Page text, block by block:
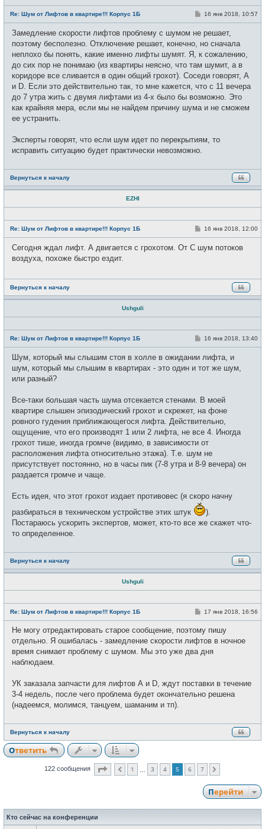
Н
е
в
с
е
и
Re: Шум от Лифтов в квартире!!! Корпус 1Б
С
б
щ
н
16 янв 2018, 10:57
Замедление скорости лифтов проблему с шумом не решает,
поэтому бесполезно. Отключение решает, конечно, но сначала
неплохо бы понять, какие именно лифты шумят. Я, к сожалению,
до сих пор не понимаю (из квартиры неясно, что там шумит, а в
коридоре все сливается в один общий грохот). Соседи говорят, А
и D. Если это действительно так, то мне кажется, что с 11 вечера
до 7 утра жить с двумя лифтами из 4-х было бы возможно. Это
как крайняя мера, если мы не найдем причину шума и не сможем
ее устранить.
Эксперты говорят, что если шум идет по перекрытиям, то
исправить ситуацию будет практически невозможно.
Вернуться к началу
EZHI
е
в
с
е
и
Re: Шум от Лифтов в квартире!!! Корпус 1Б
С
б
и
16 янв 2018, 12:00
Сегодня ждал лифт. А двигается с грохотом. От С шум потоков
воздуха, похоже быстро ездит.
Вернуться к началу
Ushguli
е
в
с
и
Re: Шум от Лифтов в квартире!!! Корпус 1Б
С
б
щ
16 янв 2018, 13:40
Шум, который мы слышим стоя в холле в ожидании лифта, и
шум, который мы слышим в квартирах - это один и тот же шум,
или разный?
Все-таки большая часть шума отсекается стенами. В моей
квартире слышен эпизодический грохот и скрежет, на фоне
ровного гудения приближающегося лифта. Действительно,
ощущение, что его производят 1 или 2 лифта, не все 4. Иногда
грохот тише, иногда громче (видимо, в зависимости от
расположения лифта относительно этажа). Т.е. шум не
присутствует постоянно, но в часы пик (7-8 утра и 8-9 вечера) он
раздается громче и чаще.
Есть идея, что этот грохот издает противовес (я скоро начну
разбираться в техническом устройстве этих штук
).
Постараюсь ускорить экспертов, может, кто-то все же скажет что-
то определенное.
Вернуться к началу
Ushguli
е
в
с
е
и
Re: Шум от Лифтов в квартире!!! Корпус 1Б
С
б
щ
н
17 янв 2018, 16:56
Не могу отредактировать старое сообщение, поэтому пишу
отдельно. Я ошибалась - замедление скорости лифтов в ночное
время снимает проблему с шумом. Мы это уже два дня
наблюдаем.
УК заказала запчасти для лифтов А и D, ждут поставки в течение
3-4 недель, после чего проблема будет окончательно решена
(надеемся, молимся, танцуем, шаманим и тп).
Вернуться к началу
Ответить
122 сообщения СтраницаПред.
1 3 4 5 6 7
Перейти
Кто сейчас на конференции